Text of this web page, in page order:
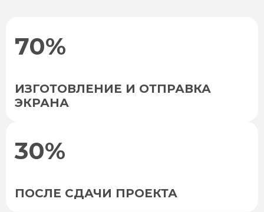
70%
ИЗГОТОВЛЕНИЕ И ОТПРАВКА
ЭКРАНА
30%
ПОСЛЕ СДАЧИ ПРОЕКТА